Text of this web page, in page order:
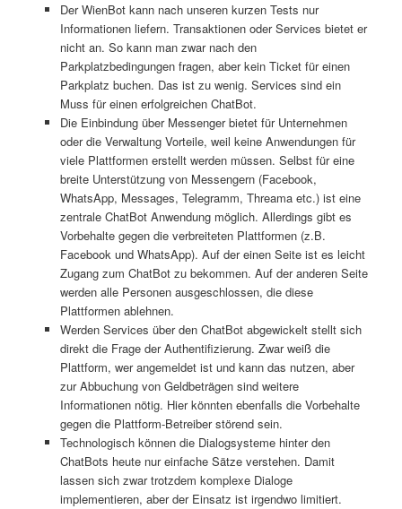
Der WienBot kann nach unseren kurzen Tests nur
Informationen liefern. Transaktionen oder Services bietet er
nicht an. So kann man zwar nach den
Parkplatzbedingungen fragen, aber kein Ticket für einen
Parkplatz buchen. Das ist zu wenig. Services sind ein
Muss für einen erfolgreichen ChatBot.
Die Einbindung über Messenger bietet für Unternehmen
oder die Verwaltung Vorteile, weil keine Anwendungen für
viele Plattformen erstellt werden müssen. Selbst für eine
breite Unterstützung von Messengern (Facebook,
WhatsApp, Messages, Telegramm, Threama etc.) ist eine
zentrale ChatBot Anwendung möglich. Allerdings gibt es
Vorbehalte gegen die verbreiteten Plattformen (z.B.
Facebook und WhatsApp). Auf der einen Seite ist es leicht
Zugang zum ChatBot zu bekommen. Auf der anderen Seite
werden alle Personen ausgeschlossen, die diese
Plattformen ablehnen.
Werden Services über den ChatBot abgewickelt stellt sich
direkt die Frage der Authentifizierung. Zwar weiß die
Plattform, wer angemeldet ist und kann das nutzen, aber
zur Abbuchung von Geldbeträgen sind weitere
Informationen nötig. Hier könnten ebenfalls die Vorbehalte
gegen die Plattform-Betreiber störend sein.
Technologisch können die Dialogsysteme hinter den
ChatBots heute nur einfache Sätze verstehen. Damit
lassen sich zwar trotzdem komplexe Dialoge
implementieren, aber der Einsatz ist irgendwo limitiert.